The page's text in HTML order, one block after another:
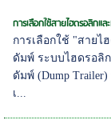
การเลือกใช้สายไฮดรอลิกแ
การเลือกใช้ "สายไ
ดัมพ์ ระบบไฮดรอลิ
ดัมพ์ (Dump
เ...